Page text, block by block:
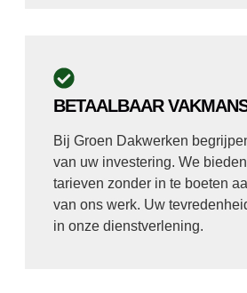
BETAALBAAR
Bij Groen Dakwerken
van uw investering. We
tarieven zonder in te boeten
van ons werk. Uw
in onze dienstverlening.